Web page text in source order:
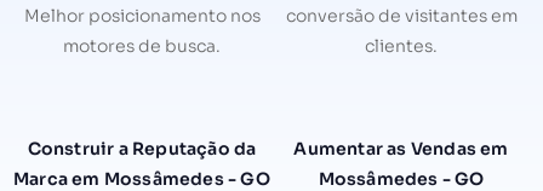
Melhor posicionamento nos
motores de busca.
conversão de visitantes em
clientes.
Construir a Reputação da
Marca em Mossâmedes - GO
Aumentar as Vendas em
Mossâmedes - GO